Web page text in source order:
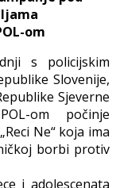
om
s policijskim
Slovenije,
Sjeverne
om počinje
Ne“ koja ima
borbi protiv
i adolescenata